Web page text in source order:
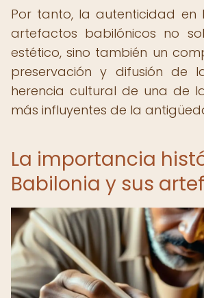
Por tanto, la autenticidad en
artefactos babilónicos no
estético, sino también un
preservación y difusión de
herencia cultural de una de
más influyentes de la
La importancia
Babilonia y sus